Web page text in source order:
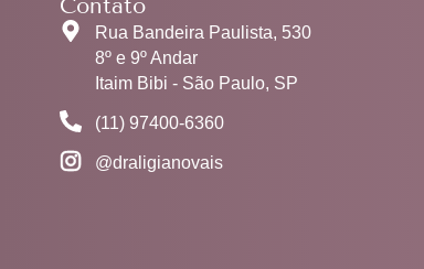
Contato
Rua Bandeira Paulista, 530
8º e 9º Andar
Itaim Bibi - São Paulo, SP
(11) 97400-6360
@draligianovais